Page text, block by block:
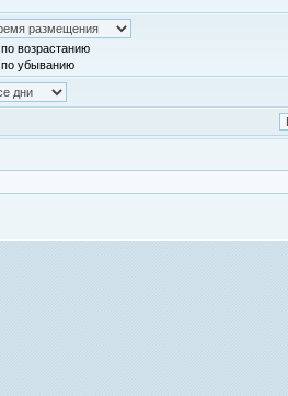
по возрастанию
по убыванию